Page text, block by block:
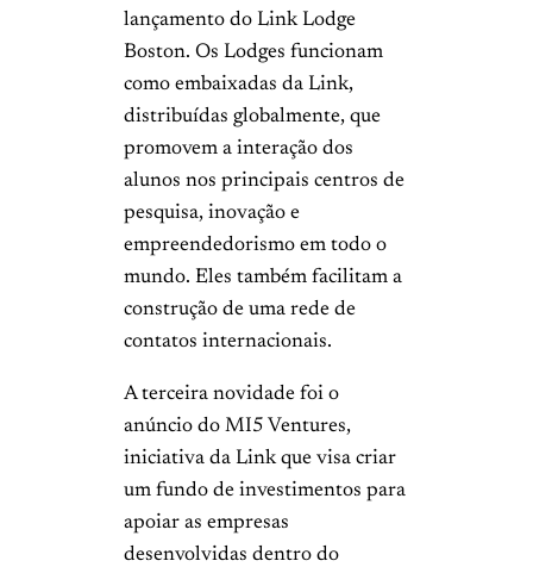
lançamento do Link Lodge
Boston. Os Lodges funcionam
como embaixadas da Link,
distribuídas globalmente, que
promovem a interação dos
alunos nos principais centros de
pesquisa, inovação e
empreendedorismo em todo o
mundo. Eles também facilitam a
construção de uma rede de
contatos internacionais.
A terceira novidade foi o
anúncio do MI5 Ventures,
iniciativa da Link que visa criar
um fundo de investimentos para
apoiar as empresas
desenvolvidas dentro do